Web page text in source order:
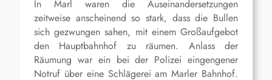
In Marl waren die Auseinandersetzungen
zeitweise anscheinend so stark, dass die Bullen
sich gezwungen sahen, mit einem Großaufgebot
den Hauptbahnhof zu räumen. Anlass der
Räumung war ein bei der Polizei eingengener
Notruf über eine Schlägerei am Marler Bahnhof.